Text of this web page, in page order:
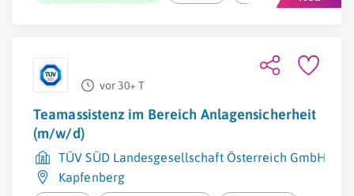
vor 30+ T
Teamassistenz im Bereich Anlagensicherheit
(m/w/d)
TÜV SÜD Landesgesellschaft Österreich GmbH
Kapfenberg